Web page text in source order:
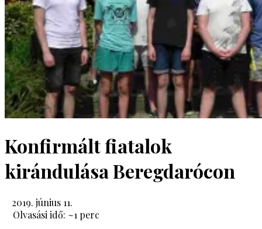
Konfirmált fiatalok
kirándulása Beregdarócon
2019. június 11.
Olvasási idő: ~1 perc